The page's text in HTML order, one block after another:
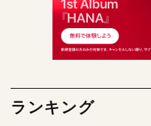
ランキング